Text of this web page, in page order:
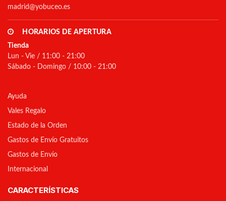
madrid@yobuceo.es
HORARIOS DE APERTURA
Tienda
Lun - Vie / 11:00 - 21:00
Sábado - Domingo / 10:00 - 21:00
Ayuda
Vales Regalo
Estado de la Orden
Gastos de Envío Gratuitos
Gastos de Envío
Internacional
CARACTERÍSTICAS